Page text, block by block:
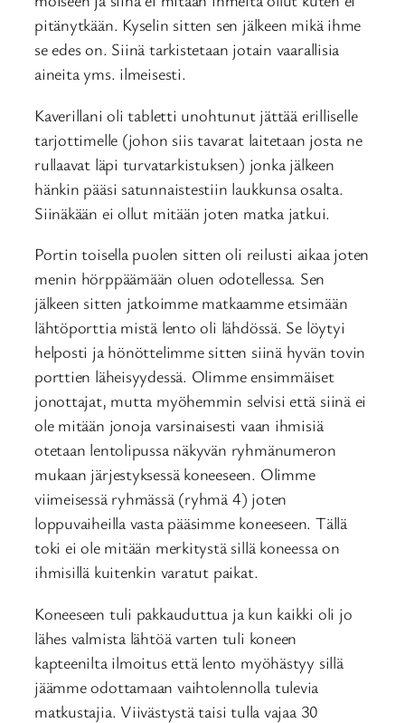
pitänytkään. Kyselin sitten sen jälkeen mikä ihme
se edes on. Siinä tarkistetaan jotain vaarallisia
aineita yms. ilmeisesti.
Kaverillani oli tabletti unohtunut jättää erilliselle
tarjottimelle (johon siis tavarat laitetaan josta ne
rullaavat läpi turvatarkistuksen) jonka jälkeen
hänkin pääsi satunnaistestiin laukkunsa osalta.
Siinäkään ei ollut mitään joten matka jatkui.
Portin toisella puolen sitten oli reilusti aikaa joten
menin hörppäämään oluen odotellessa. Sen
jälkeen sitten jatkoimme matkaamme etsimään
lähtöporttia mistä lento oli lähdössä. Se löytyi
helposti ja hönöttelimme sitten siinä hyvän tovin
porttien läheisyydessä. Olimme ensimmäiset
jonottajat, mutta myöhemmin selvisi että siinä ei
ole mitään jonoja varsinaisesti vaan ihmisiä
otetaan lentolipussa näkyvän ryhmänumeron
mukaan järjestyksessä koneeseen. Olimme
viimeisessä ryhmässä (ryhmä 4) joten
loppuvaiheilla vasta pääsimme koneeseen. Tällä
toki ei ole mitään merkitystä sillä koneessa on
ihmisillä kuitenkin varatut paikat.
Koneeseen tuli pakkauduttua ja kun kaikki oli jo
lähes valmista lähtöä varten tuli koneen
kapteenilta ilmoitus että lento myöhästyy sillä
jäämme odottamaan vaihtolennolla tulevia
matkustajia. Viivästystä taisi tulla vajaa 30